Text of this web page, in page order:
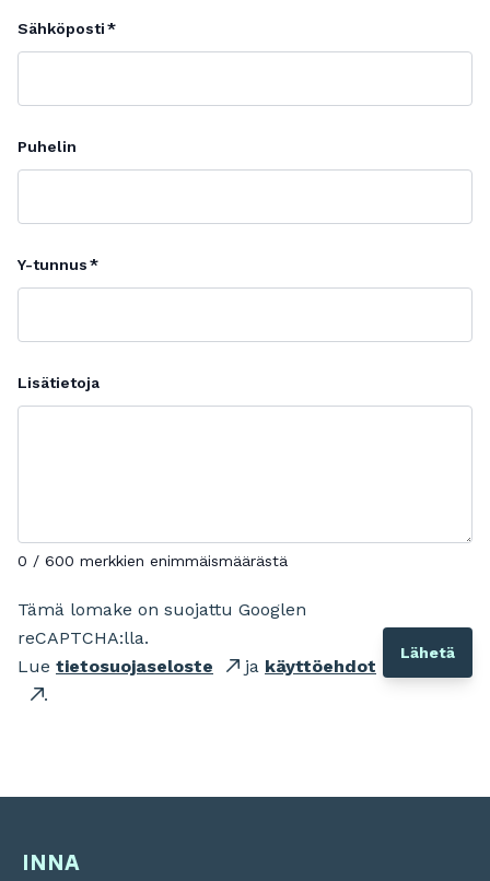
Sähköposti
Puhelin
Y-tunnus
Lisätietoja
0 / 600 merkkien enimmäismäärästä
Tämä lomake on suojattu Googlen
reCAPTCHA:lla.
Lue tietosuojaseloste ja käyttöehdot
.
INNA